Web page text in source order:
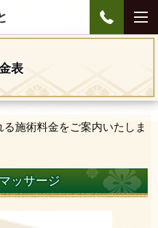
表
施術料金をご案内いたしま
ッサージ